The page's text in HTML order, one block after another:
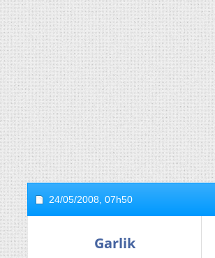
24/05/2008, 07h50
Garlik